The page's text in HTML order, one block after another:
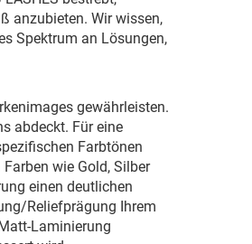
anzubieten. Wir wissen,
Spektrum an Lösungen,
gewährleisten.
abdeckt. Für eine
Farbtönen
wie Gold, Silber
einen deutlichen
Reliefprägung Ihrem
Laminierung